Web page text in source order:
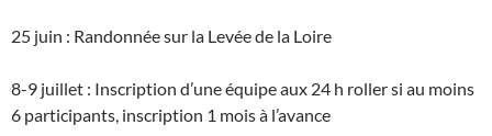
25 juin : Randonnée sur la Levée de la Loire
8-9 juillet : Inscription d’une équipe aux 24 h roller si au moins
6 participants, inscription 1 mois à l’avance